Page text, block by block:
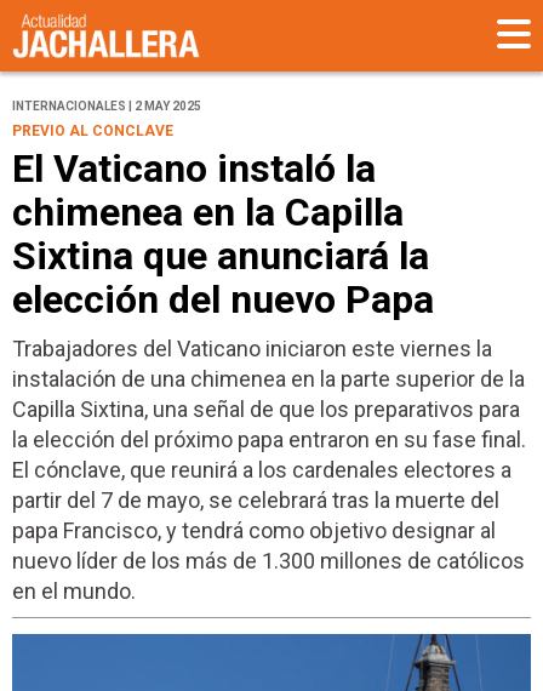
INTERNACIONALES | 2 MAY 2025
PREVIO AL CONCLAVE
El Vaticano instaló la
chimenea en la Capilla
Sixtina que anunciará la
elección del nuevo Papa
Trabajadores del Vaticano iniciaron este viernes la
instalación de una chimenea en la parte superior de la
Capilla Sixtina, una señal de que los preparativos para
la elección del próximo papa entraron en su fase final.
El cónclave, que reunirá a los cardenales electores a
partir del 7 de mayo, se celebrará tras la muerte del
papa Francisco, y tendrá como objetivo designar al
nuevo líder de los más de 1.300 millones de católicos
en el mundo.